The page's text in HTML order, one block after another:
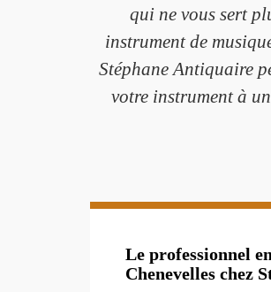
qui ne vous sert
instrument de
Stéphane Antiquaire
votre instrument à
Le professionnel
Chenevelles chez